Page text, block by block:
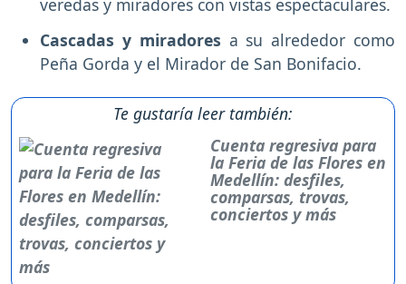
veredas y miradores con vistas espectaculares.
Cascadas y miradores a su alrededor como
Peña Gorda y el Mirador de San Bonifacio.
Te gustaría leer también:
Cuenta regresiva para
la Feria de las Flores en
Medellín: desfiles,
comparsas, trovas,
conciertos y más